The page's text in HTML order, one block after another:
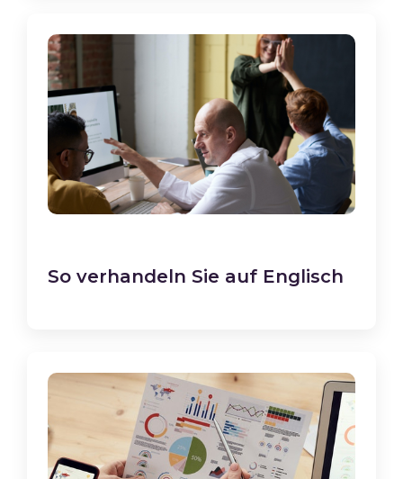
So verhandeln Sie auf Englisch